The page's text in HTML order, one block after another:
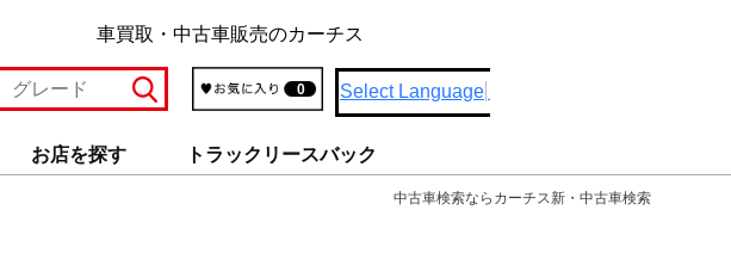
車買取・中古車販売のカーチス
0 Select Language
お店を探す トラックリースバック
中古車検索ならカーチス新・中古車検索